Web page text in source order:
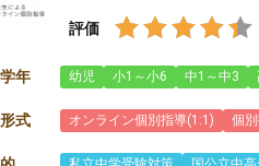
評価
年 幼児 小1～小6 中1～中3
式 オンライン個別指導(1:1) 個